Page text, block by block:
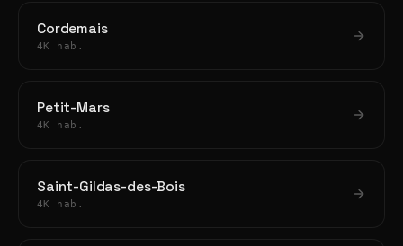
Cordemais
4K hab.
Petit-Mars
4K hab.
Saint-Gildas-des-Bois
4K hab.